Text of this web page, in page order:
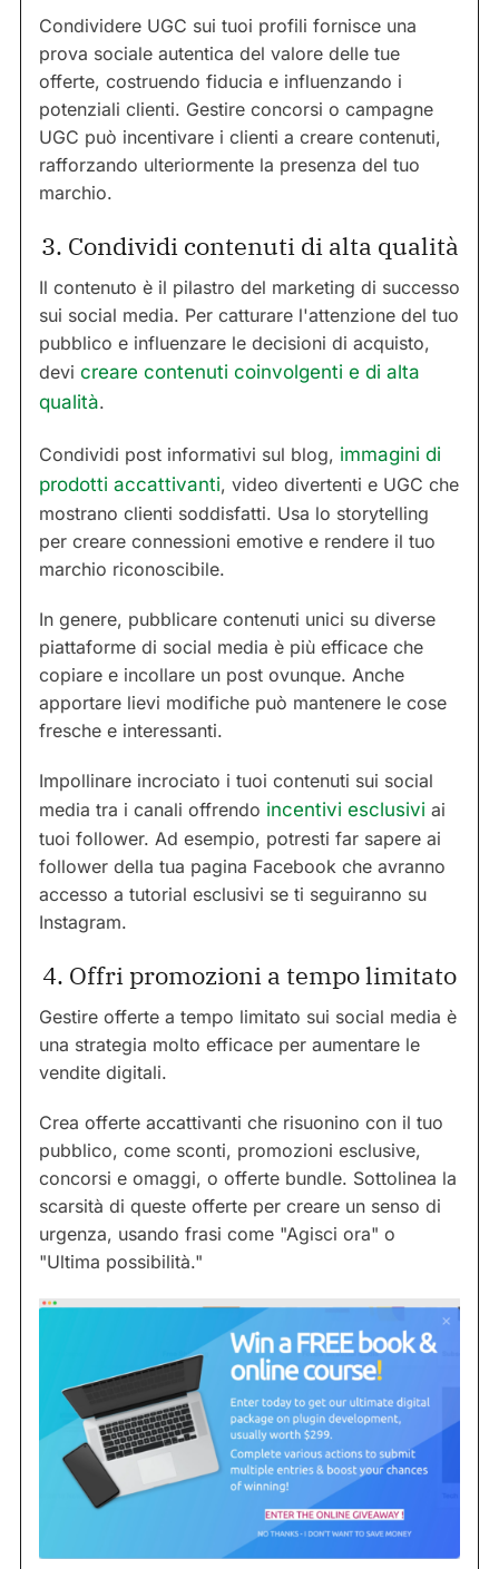
Condividere UGC sui tuoi profili fornisce una
prova sociale autentica del valore delle tue
offerte, costruendo fiducia e influenzando i
potenziali clienti. Gestire concorsi o campagne
UGC può incentivare i clienti a creare contenuti,
rafforzando ulteriormente la presenza del tuo
marchio.
3. Condividi contenuti di alta qualità
Il contenuto è il pilastro del marketing di successo
sui social media. Per catturare l'attenzione del tuo
pubblico e influenzare le decisioni di acquisto,
devi creare contenuti coinvolgenti e di alta
qualità.
Condividi post informativi sul blog, immagini di
prodotti accattivanti, video divertenti e UGC che
mostrano clienti soddisfatti. Usa lo storytelling
per creare connessioni emotive e rendere il tuo
marchio riconoscibile.
In genere, pubblicare contenuti unici su diverse
piattaforme di social media è più efficace che
copiare e incollare un post ovunque. Anche
apportare lievi modifiche può mantenere le cose
fresche e interessanti.
Impollinare incrociato i tuoi contenuti sui social
media tra i canali offrendo incentivi esclusivi ai
tuoi follower. Ad esempio, potresti far sapere ai
follower della tua pagina Facebook che avranno
accesso a tutorial esclusivi se ti seguiranno su
Instagram.
4. Offri promozioni a tempo limitato
Gestire offerte a tempo limitato sui social media è
una strategia molto efficace per aumentare le
vendite digitali.
Crea offerte accattivanti che risuonino con il tuo
pubblico, come sconti, promozioni esclusive,
concorsi e omaggi, o offerte bundle. Sottolinea la
scarsità di queste offerte per creare un senso di
urgenza, usando frasi come "Agisci ora" o
"Ultima possibilità."